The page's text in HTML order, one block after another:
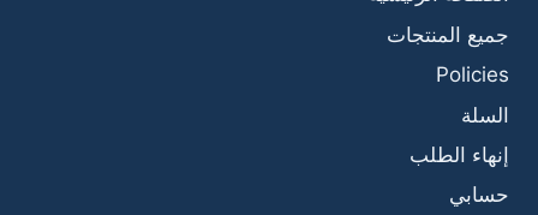
جميع المنتجات
Policies
السلة
إنهاء الطلب
حسابي